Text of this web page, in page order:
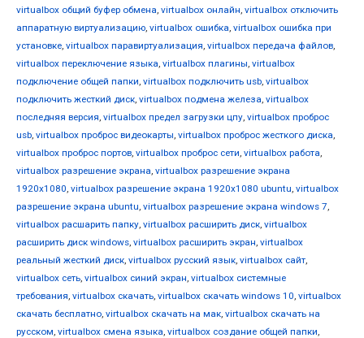
virtualbox общий буфер обмена, virtualbox онлайн, virtualbox отключить
аппаратную виртуализацию, virtualbox ошибка, virtualbox ошибка при
установке, virtualbox паравиртуализация, virtualbox передача файлов,
virtualbox переключение языка, virtualbox плагины, virtualbox
подключение общей папки, virtualbox подключить usb, virtualbox
подключить жесткий диск, virtualbox подмена железа, virtualbox
последняя версия, virtualbox предел загрузки цпу, virtualbox проброс
usb, virtualbox проброс видеокарты, virtualbox проброс жесткого диска,
virtualbox проброс портов, virtualbox проброс сети, virtualbox работа,
virtualbox разрешение экрана, virtualbox разрешение экрана
1920x1080, virtualbox разрешение экрана 1920x1080 ubuntu, virtualbox
разрешение экрана ubuntu, virtualbox разрешение экрана windows 7,
virtualbox расшарить папку, virtualbox расширить диск, virtualbox
расширить диск windows, virtualbox расширить экран, virtualbox
реальный жесткий диск, virtualbox русский язык, virtualbox сайт,
virtualbox сеть, virtualbox синий экран, virtualbox системные
требования, virtualbox скачать, virtualbox скачать windows 10, virtualbox
скачать бесплатно, virtualbox скачать на мак, virtualbox скачать на
русском, virtualbox смена языка, virtualbox создание общей папки,